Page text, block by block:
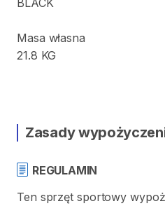
Masa własna
21.8 KG
Zasady
REGULAMIN
Ten sprzęt sportowy